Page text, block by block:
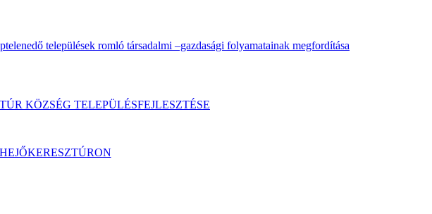
települések romló társadalmi –gazdasági folyamatainak megfordítása
KÖZSÉG TELEPÜLÉSFEJLESZTÉSE